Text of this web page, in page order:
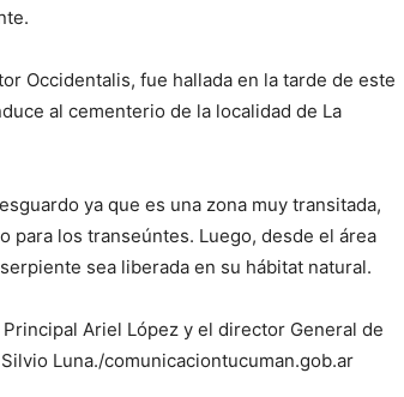
Occidentalis, fue hallada en la tarde de este
al cementerio de la localidad de La
ya que es una zona muy transitada,
para los transeúntes. Luego, desde el área
sea liberada en su hábitat natural.
Ariel López y el director General de
Luna./comunicaciontucuman.gob.ar